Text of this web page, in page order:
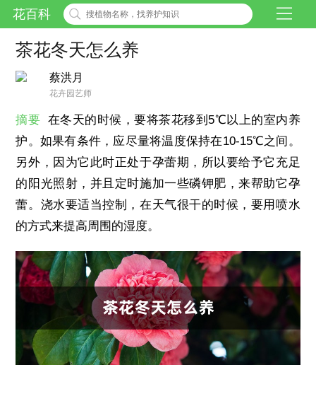
花百科
茶花冬天怎么养
蔡洪月
花卉园艺师
摘要 在冬天的时候，要将茶花移到5℃以上的室内养
护。如果有条件，应尽量将温度保持在10-15℃之间。
另外，因为它此时正处于孕蕾期，所以要给予它充足
的阳光照射，并且定时施加一些磷钾肥，来帮助它孕
蕾。浇水要适当控制，在天气很干的时候，要用喷水
的方式来提高周围的湿度。